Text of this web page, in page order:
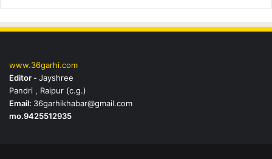
www.36garhi.com
Editor -Jayshree
Pandri , Raipur (c.g.)
Email: 36garhikhabar@gmail.com
mo.9425512935